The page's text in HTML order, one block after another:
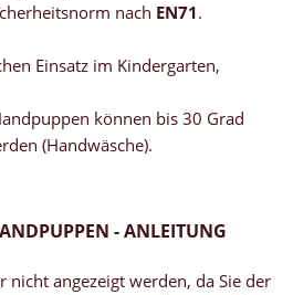
nach EN71.
Einsatz im Kindergarten,
können bis 30 Grad
(Handwäsche).
- ANLEITUNG
nicht angezeigt werden, da Sie der